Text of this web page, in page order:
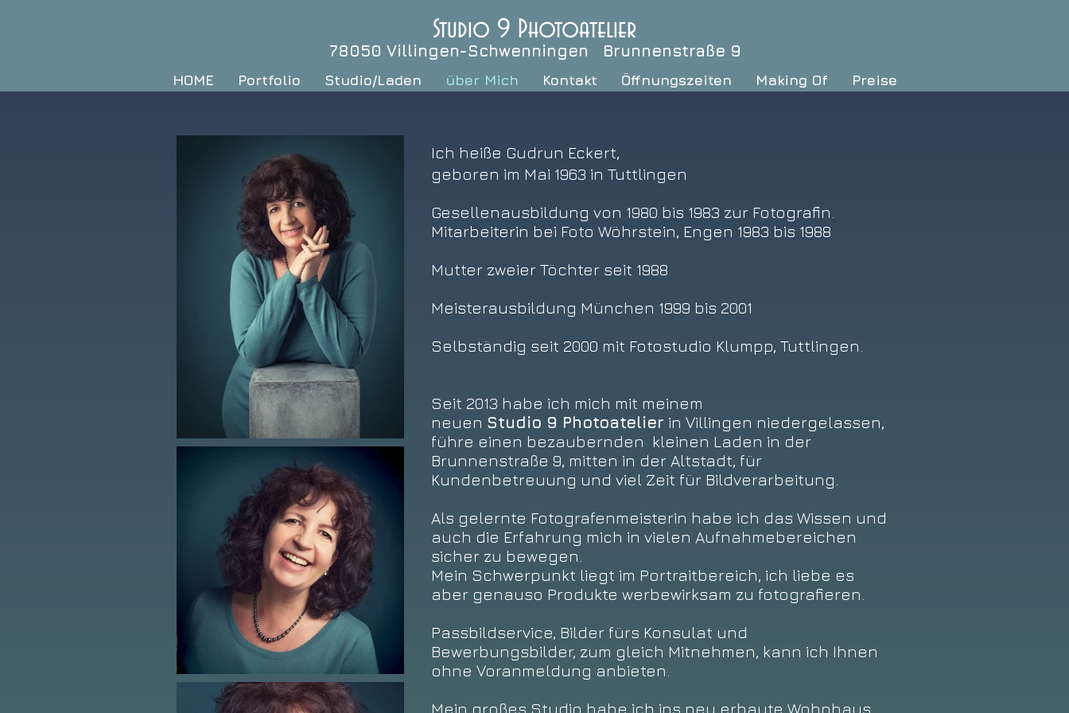
Studio 9 Photoatelier
78050 Villingen-Schwenningen Brunnenstraße 9
HOME Portfolio Studio/Laden über Mich Kontakt Öffnungszeiten Making Of Preise
Ich heiße Gudrun Eckert,
geboren im Mai 1963 in Tuttlingen
Gesellenausbildung von 1980 bis 1983 zur Fotografin.
Mitarbeiterin bei Foto Wöhrstein, Engen 1983 bis 1988
Mutter zweier Töchter seit 1988
Meisterausbildung München 1999 bis 2001
Selbständig seit 2000 mit Fotostudio Klumpp, Tuttlingen.
Seit 2013 habe ich mich mit meinem
neuen Studio 9 Photoatelier in Villingen niedergelassen,
führe einen bezaubernden kleinen Laden in der
Brunnenstraße 9, mitten in der Altstadt, für
Kundenbetreuung und viel Zeit für Bildverarbeitung.
Als gelernte Fotografenmeisterin habe ich das Wissen und
auch die Erfahrung mich in vielen Aufnahmebereichen
sicher zu bewegen.
Mein Schwerpunkt liegt im Portraitbereich, ich liebe es
aber genauso Produkte werbewirksam zu fotografieren.
Passbildservice, Bilder fürs Konsulat und
Bewerbungsbilder, zum gleich Mitnehmen, kann ich Ihnen
ohne Voranmeldung anbieten.
Mein großes Studio habe ich ins neu erbaute Wohnhaus